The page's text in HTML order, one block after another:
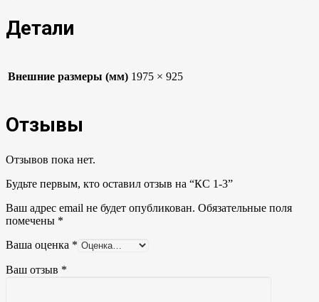
Детали
Внешние размеры (мм) 1975 × 925
Отзывы
Отзывов пока нет.
Будьте первым, кто оставил отзыв на “КС 1-3”
Ваш адрес email не будет опубликован. Обязательные поля
помечены *
Ваша оценка *
Ваш отзыв *